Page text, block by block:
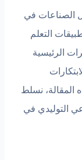
الصناعات في
التعلم
الرئيسية
المقالة، نسلط
التوليدي في